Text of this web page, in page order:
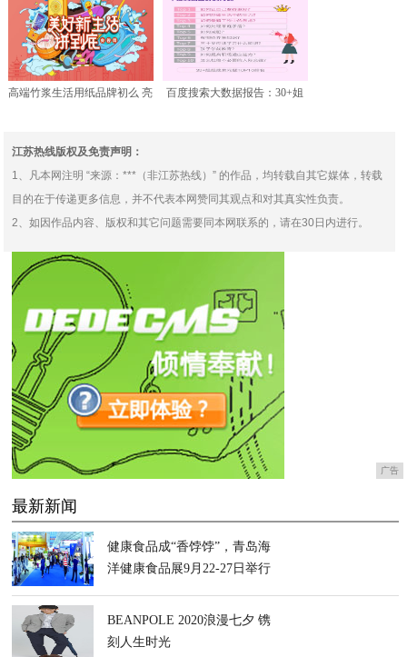
高端竹浆生活用纸品牌初么 亮
百度搜索大数据报告：30+姐
江苏热线版权及免责声明：
1、凡本网注明 “来源：***（非江苏热线）” 的作品，均转载自其它媒体，转载
目的在于传递更多信息，并不代表本网赞同其观点和对其真实性负责。
2、如因作品内容、版权和其它问题需要同本网联系的，请在30日内进行。
广告
最新新闻
健康食品成“香饽饽”，青岛海
洋健康食品展9月22-27日举行
BEANPOLE 2020浪漫七夕 镌
刻人生时光